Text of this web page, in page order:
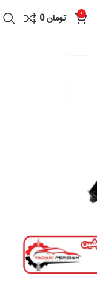
0 تومان0